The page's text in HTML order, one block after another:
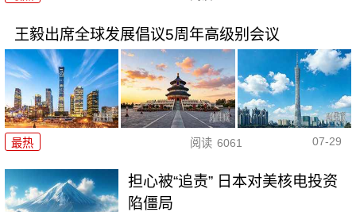
王毅出席全球发展倡议5周年高级别会议
最热 阅读 6061 07-29
担心被“追责” 日本对美核电投资
陷僵局